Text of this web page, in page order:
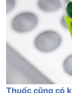
Thuốc cũng có